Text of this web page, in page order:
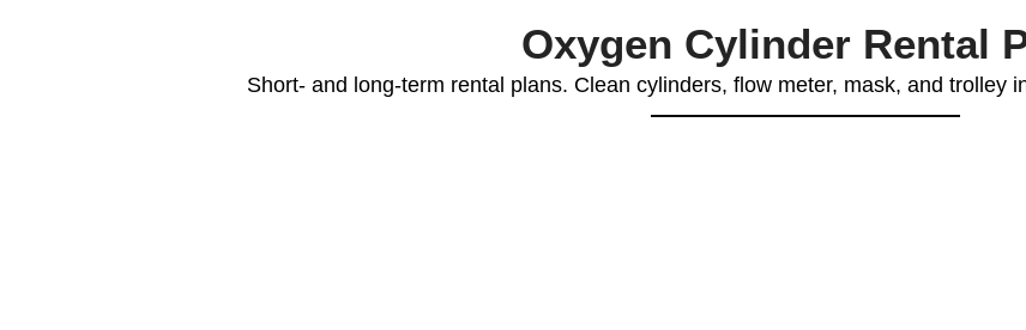
Oxygen Cylinder Rental
Short- and long-term rental plans. Clean cylinders, flow meter, mask, and trolley